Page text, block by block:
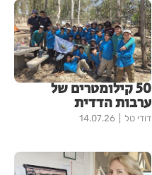
50 קילומטרים של
ערבות הדדית
דודי טל 14.07.26